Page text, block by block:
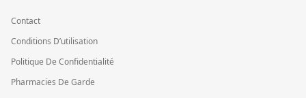
Contact
Conditions D’utilisation
Politique De Confidentialité
Pharmacies De Garde